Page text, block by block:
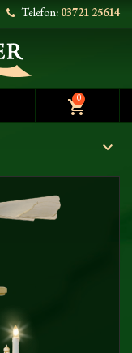
Telefon: 03721 25614
shopping_cart
0